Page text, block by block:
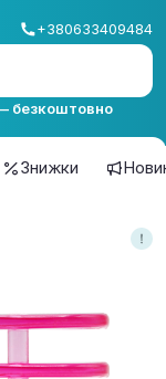
+380633409484
безкоштовно
Знижки